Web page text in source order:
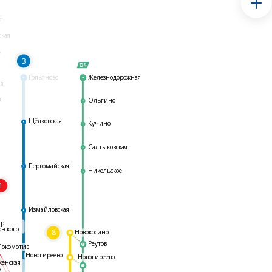
Гольяново
3
8
Железнодорожная
Ольгино
Кучино
Салтыковская
Никольское
Реутов
Измайловская
Первомайская
Щёлковская
Новогиреево
Новогиреево
Новокосино